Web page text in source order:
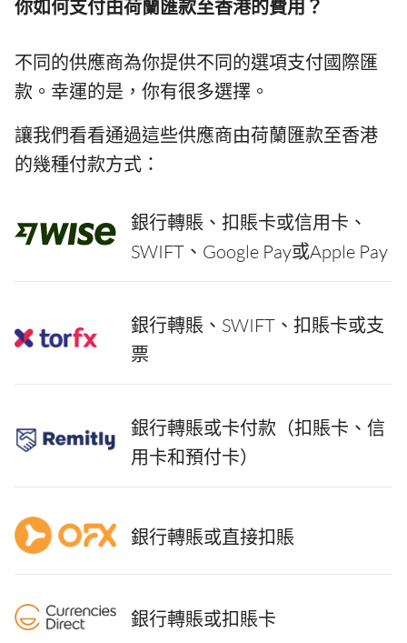
你如何支付由荷蘭匯款至香港的費用？
不同的供應商為你提供不同的選項支付國際匯
款。幸運的是，你有很多選擇。
讓我們看看通過這些供應商由荷蘭匯款至香港
的幾種付款方式：
銀行轉賬、扣賬卡或信用卡、
SWIFT、Google Pay或Apple Pay
銀行轉賬、SWIFT、扣賬卡或支
票
銀行轉賬或卡付款（扣賬卡、信
用卡和預付卡）
銀行轉賬或直接扣賬
銀行轉賬或扣賬卡